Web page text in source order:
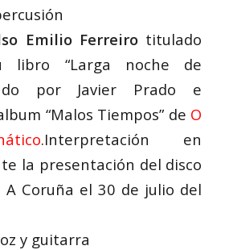
Emilio Ferreiro titulado
libro “Larga noche de
por Javier Prado e
“Malos Tiempos” de O
.Interpretación en
la presentación del disco
A Coruña el 30 de julio del
y guitarra